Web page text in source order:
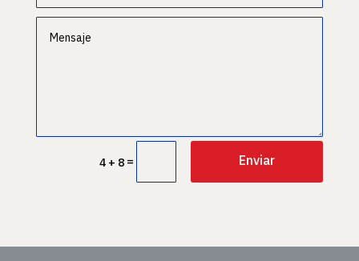
4 + 8 = Enviar